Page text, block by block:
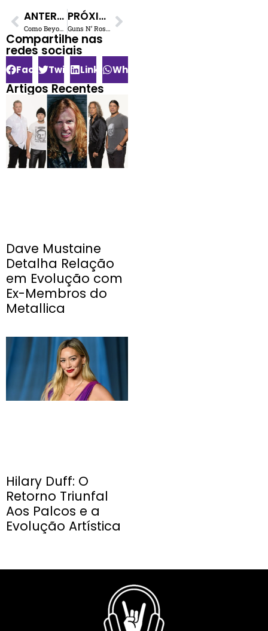
ANTERIOR
Como Beyoncé se Tornou uma Estrela Global após Perder para Skeleton Crew
PRÓXIMO
Guns N’ Roses: Slash dá pistas sobre o aguardado novo álbum
Compartilhe nas
redes sociais​
FacebookTwitterLinkedInWhatsApp
Artigos Recentes
Dave Mustaine
Detalha Relação
em Evolução com
Ex-Membros do
Metallica
Hilary Duff: O
Retorno Triunfal
Aos Palcos e a
Evolução Artística